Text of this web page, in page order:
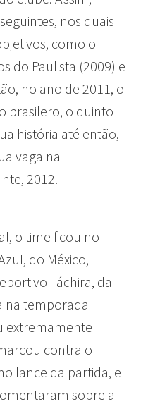
nos quais
como o
do Paulista (2009) e
no ano de 2011, o
brasilero, o quinto
história até então,
vaga na
2012.
o time ficou no
do México,
Táchira, da
na temporada
extremamente
contra o
lance da partida, e
sobre a